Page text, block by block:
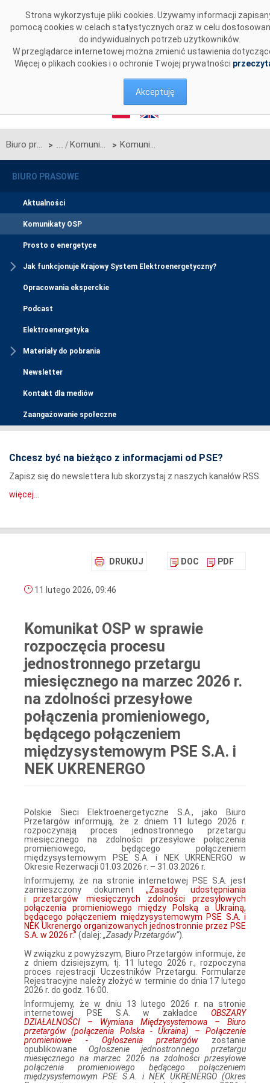
Strona wykorzystuje pliki cookies. Używamy informacji
pomocą cookies w celach statystycznych oraz w celu
do indywidualnych potrzeb użytkowników.
W przeglądarce internetowej można zmienić ustawienia
Więcej o plikach cookies i o ochronie Twojej prywatności
Akceptuję
Biuro prasowe > Komunikaty OSP > Komunikat OSP w sprawie rozpoczęcia procesu jednostronnego przetargu miesięcznego na marzec 2026 r. na zdolności przesyłowe połączenia promieniowego, będącego połączeniem międzysystemowym PSE S.A. i NEK UKRENERGO
BIURO PRASOWE
Aktualności
Komunikaty OSP
Prosto o energetyce
Jak funkcjonuje Krajowy System Elektroenergetyczny?
Opracowania eksperckie
Podcast
Elektroenergetyka
Materiały do pobrania
Newsletter
Kontakt dla mediów
Zaangażowanie społeczne
Chcesz być na bieżąco z informacjami od PSE?
Zapisz się do newslettera lub skorzystaj z naszych kanałów RSS.
więcej...
DRUKUJ DOC PDF
11 lutego 2026, 09:46
Komunikat OSP w sprawie
rozpoczęcia procesu
jednostronnego przetargu
miesięcznego na marzec 2026 r.
na zdolności przesyłowe
połączenia promieniowego,
będącego połączeniem
międzysystemowym PSE S.A. i
NEK UKRENERGO
Polskie Sieci Elektroenergetyczne S.A., jako Biuro
Przetargów informują, że z dniem 11 lutego 2026 r.
rozpoczynają proces jednostronnego przetargu
miesięcznego na zdolności przesyłowe połączenia
promieniowego, będącego połączeniem
międzysystemowym PSE S.A. i NEK UKRENERGO w
Okresie Rezerwacji 01.03.2026 r. – 31.03.2026 r.
Informujemy, że na stronie internetowej PSE S.A. jest
zamieszczony dokument„Zasady udostępniania
i przetargów miesięcznych zdolności przesyłowych
połączenia promieniowego między Polską a Ukrainą,
będącego połączeniem międzysystemowym PSE S.A. i
NEK Ukrenergo organizowanych jednostronnie przez PSE
S.A. w 2026 r.” (dalej: „Zasady Przetargów”).
W związku z powyższym, Biuro Przetargów informuje, że
z dniem dzisiejszym, tj. 11 lutego 2026 r., rozpoczyna
proces rejestracji Uczestników Przetargu. Formularze
Rejestracyjne należy złożyć w terminie do dnia 17 lutego
2026 r. do godz. 16:00.
Informujemy, że w dniu 13 lutego 2026 r. na stronie
internetowej PSE S.A. w zakładce OBSZARY
DZIAŁALNOŚCI – Wymiana Międzysystemowa – Biuro
przetargów (połączenia Polska - Ukraina) – Połączenie
promieniowe - Ogłoszenia przetargówzostanie
opublikowane Ogłoszenie jednostronnego przetargu
miesięcznego na marzec 2026 na zdolności przesyłowe
połączenia promieniowego będącego połączeniem
międzysystemowym PSE S.A. i NEK UKRENERGO (Okres